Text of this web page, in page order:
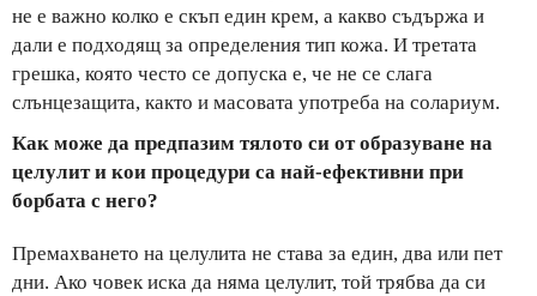
не е важно колко е скъп един крем, а какво съдържа и
дали е подходящ за определения тип кожа. И третата
грешка, която често се допуска е, че не се слага
слънцезащита, както и масовата употреба на солариум.
Как може да предпазим тялото си от образуване на
целулит и кои процедури са най-ефективни при
борбата с него?
Премахването на целулита не става за един, два или пет
дни. Ако човек иска да няма целулит, той трябва да си